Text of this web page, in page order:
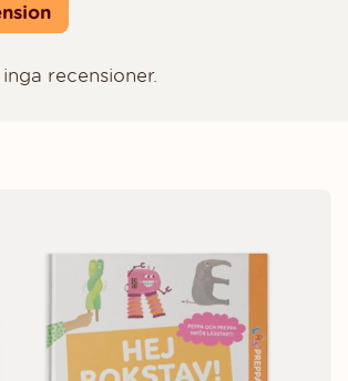
recensioner.